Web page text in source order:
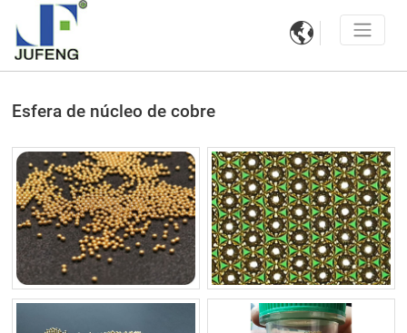

Esfera de núcleo de cobre